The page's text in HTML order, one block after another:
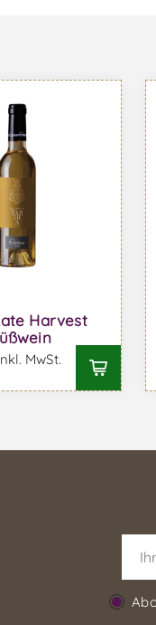
Harvest
MwSt.